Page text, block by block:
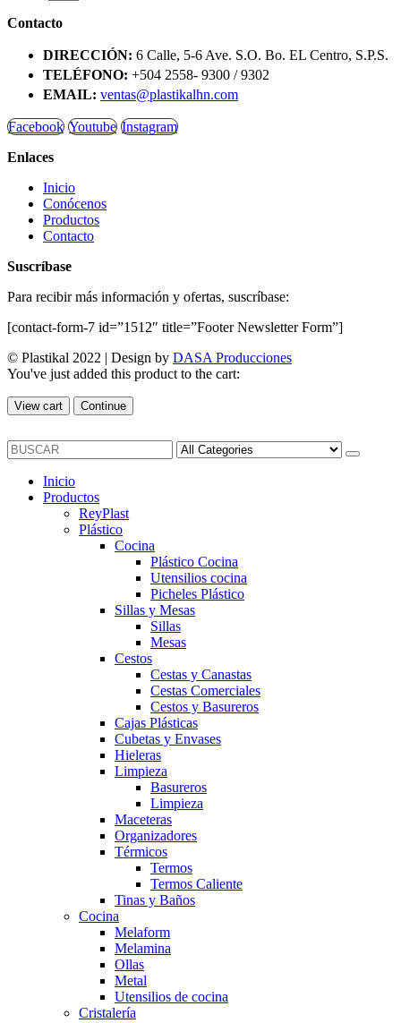
Contacto
DIRECCIÓN: 6 Calle, 5-6 Ave. S.O. Bo. EL Centro, S.P.S.
TELÉFONO: +504 2558- 9300 / 9302
EMAIL: ventas@plastikalhn.com
Facebook Youtube Instagram
Enlaces
Inicio
Conócenos
Productos
Contacto
Suscríbase
Para recibir más información y ofertas, suscríbase:
[contact-form-7 id=”1512″ title=”Footer Newsletter Form”]
© Plastikal 2022 | Design by DASA Producciones
You've just added this product to the cart:
View cart Continue
Inicio
Productos
ReyPlast
Plástico
Cocina
Plástico Cocina
Utensilios cocina
Picheles Plástico
Sillas y Mesas
Sillas
Mesas
Cestos
Cestas y Canastas
Cestas Comerciales
Cestos y Basureros
Cajas Plásticas
Cubetas y Envases
Hieleras
Limpieza
Basureros
Limpieza
Maceteras
Organizadores
Térmicos
Termos
Termos Caliente
Tinas y Baños
Cocina
Melaform
Melamina
Ollas
Metal
Utensilios de cocina
Cristalería